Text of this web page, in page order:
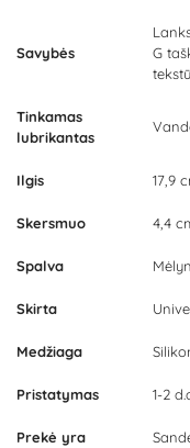
Savybės
G
Tinkamas
lubrikantas
Ilgis 17,9
Skersmuo 4,4
Spalva
Skirta
Medžiaga
Pristatymas 1-2
Prekė yra